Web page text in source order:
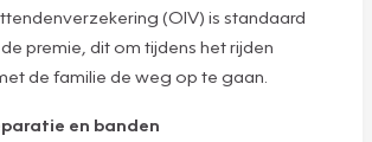
(OIV) is standaard
premie, dit om tijdens het rijden
de familie de weg op te gaan.
en banden